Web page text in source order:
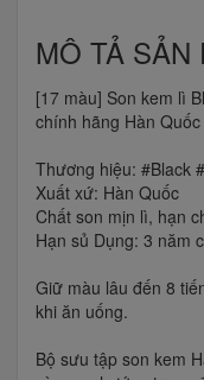
MÔ TẢ SẢN
[17 màu] Son kem lì
chính hãng Hàn Quốc
Thương hiệu: #Black
Xuất xứ: Hàn Quốc
Chất son mịn lì, hạn
Hạn sủ Dụng: 3 năm
Giữ màu lâu đến 8
khi ăn uống.
Bộ sưu tập son kem